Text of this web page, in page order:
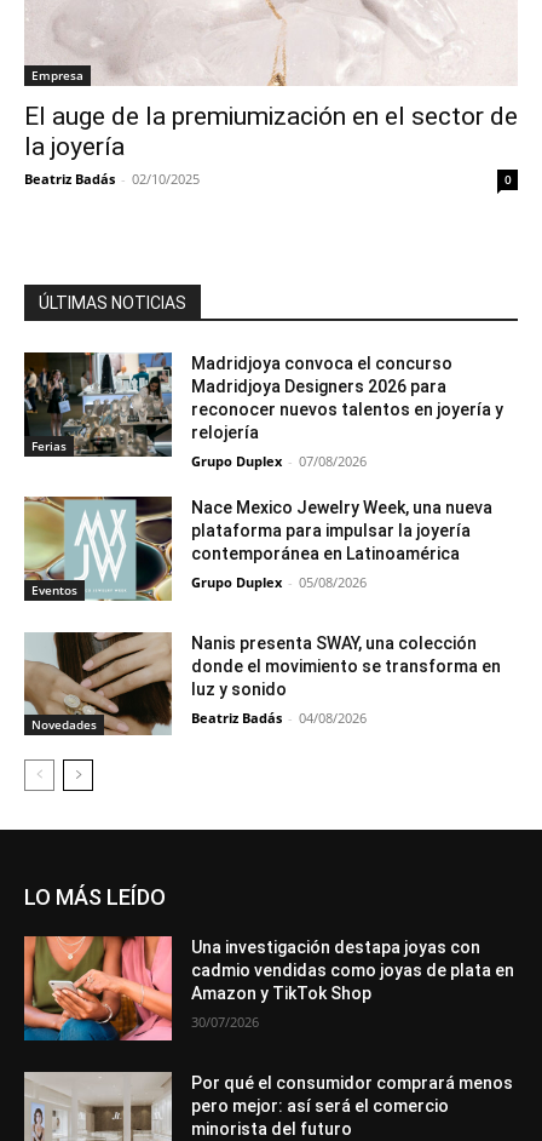
Empresa
El auge de la premiumización en el sector de
la joyería
Beatriz Badás - 02/10/2025 0
ÚLTIMAS NOTICIAS
Ferias
Madridjoya convoca el concurso
Madridjoya Designers 2026 para
reconocer nuevos talentos en joyería y
relojería
Grupo Duplex - 07/08/2026
Eventos
Nace Mexico Jewelry Week, una nueva
plataforma para impulsar la joyería
contemporánea en Latinoamérica
Grupo Duplex - 05/08/2026
Novedades
Nanis presenta SWAY, una colección
donde el movimiento se transforma en
luz y sonido
Beatriz Badás - 04/08/2026
LO MÁS LEÍDO
Una investigación destapa joyas con
cadmio vendidas como joyas de plata en
Amazon y TikTok Shop
30/07/2026
Por qué el consumidor comprará menos
pero mejor: así será el comercio
minorista del futuro